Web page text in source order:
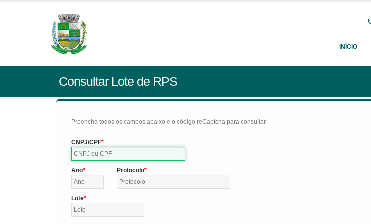
INÍCIO
Consultar Lote de RPS
Preencha todos os campos abaixo e o código reCaptcha para consultar.
CNPJ/CPF
Ano Protocolo
Lote